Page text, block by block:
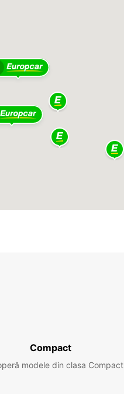
Compact
modele din clasa Compact